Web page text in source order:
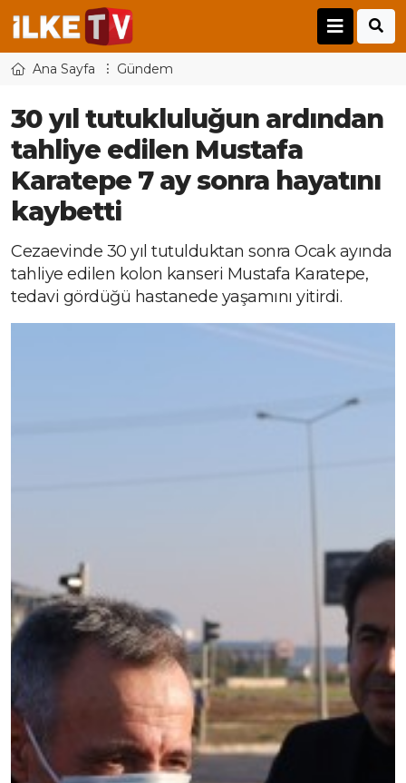
Ana Sayfa Gündem
30 yıl tutukluluğun ardından
tahliye edilen Mustafa
Karatepe 7 ay sonra hayatını
kaybetti
Cezaevinde 30 yıl tutulduktan sonra Ocak ayında
tahliye edilen kolon kanseri Mustafa Karatepe,
tedavi gördüğü hastanede yaşamını yitirdi.